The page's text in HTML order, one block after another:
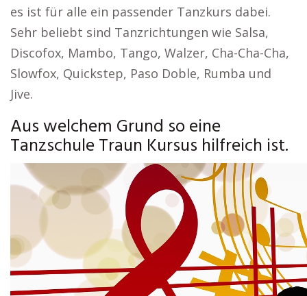
es ist für alle ein passender Tanzkurs dabei.
Sehr beliebt sind Tanzrichtungen wie Salsa,
Discofox, Mambo, Tango, Walzer, Cha-Cha-Cha,
Slowfox, Quickstep, Paso Doble, Rumba und
Jive.
Aus welchem Grund so eine
Tanzschule Traun Kursus hilfreich ist.